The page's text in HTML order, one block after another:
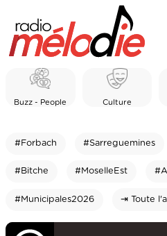
Buzz - People Culture
#Forbach #Sarreguemines
#Bitche #MoselleEst
#Municipales2026 ⇥ Toute